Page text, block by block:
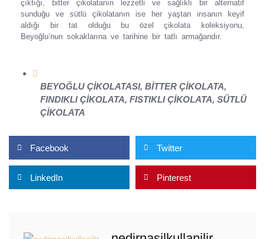
çıktığı, bitter çikolatanın lezzetli ve sağlıklı bir alternatif
sunduğu ve sütlü çikolatanın ise her yaştan insanın keyif
aldığı bir tat olduğu bu özel çikolata koleksiyonu,
Beyoğlu’nun sokaklarına ve tarihine bir tatlı armağandır.
BEYOĞLU ÇIKOLATASI, BITTER ÇIKOLATA,
FINDIKLI ÇIKOLATA, FISTIKLI ÇIKOLATA, SÜTLÜ
ÇIKOLATA
Facebook Twitter
LinkedIn Pinterest